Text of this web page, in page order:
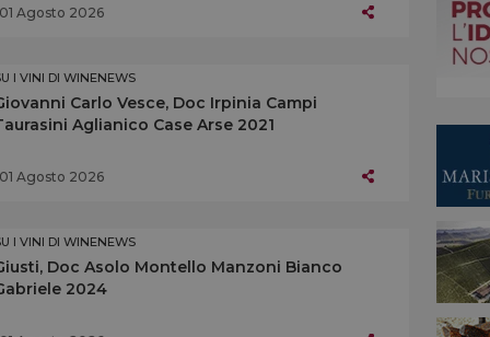
01 Agosto 2026
I VINI DI WINENEWS
Carlo Vesce, Doc Irpinia Campi
Aglianico Case Arse 2021
01 Agosto 2026
I VINI DI WINENEWS
Doc Asolo Montello Manzoni Bianco
2024